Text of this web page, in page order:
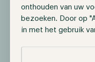
onthouden van uw
bezoeken. Door op
in met het gebruik